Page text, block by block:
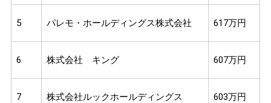
5 パレモ・ホールディングス株式会社 617万円
6 株式会社 キング 607万円
7 株式会社ルックホールディングス 603万円